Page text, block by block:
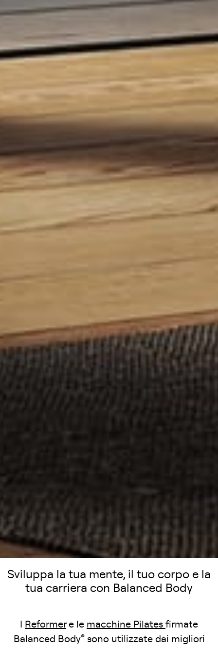
Sviluppa la tua mente, il tuo corpo e la
tua carriera con Balanced Body
Reformere le macchine Pilates firmate
Balanced Body®sono utilizzate dai migliori